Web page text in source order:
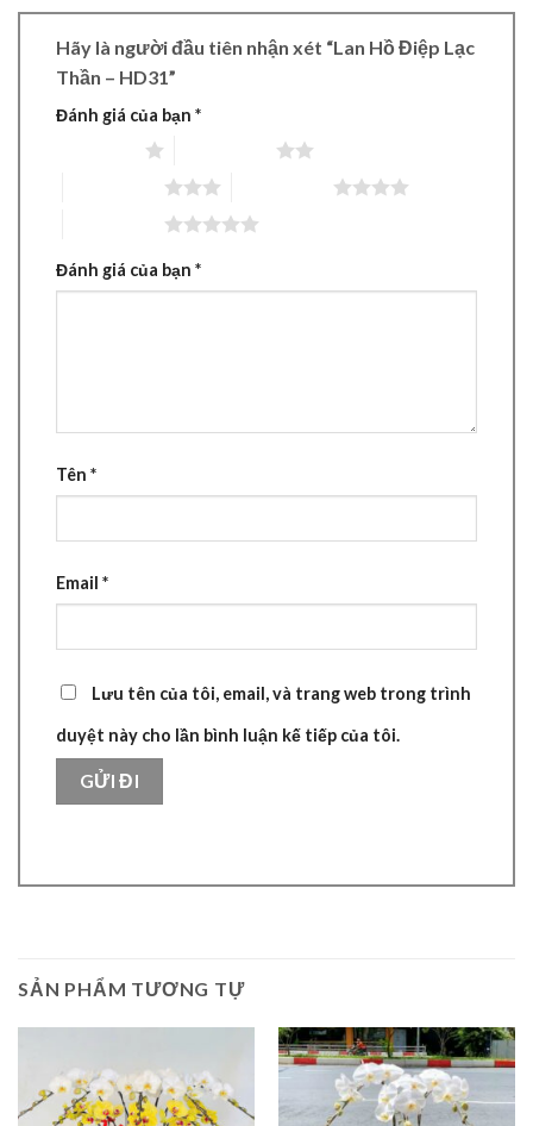
Hãy là người đầu tiên nhận xét “Lan Hồ Điệp Lạc
Thần – HD31”
Đánh giá của bạn *
Đánh giá của bạn *
Tên *
Email *
Lưu tên của tôi, email, và trang web trong trình
duyệt này cho lần bình luận kế tiếp của tôi.
SẢN PHẨM TƯƠNG TỰ